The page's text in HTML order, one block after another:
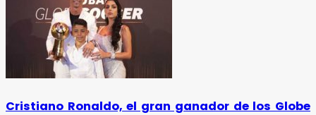
Cristiano Ronaldo, el gran ganador de los Globe